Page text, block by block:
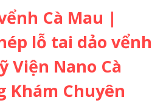
Cà Mau |
lỗ tai dảo vểnh
Viện Nano Cà
Khám Chuyên